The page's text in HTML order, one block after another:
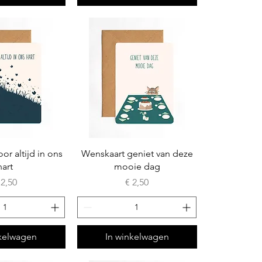
altijd in ons
Wenskaart geniet van deze
mooie dag
Prijs
€ 2,50
In winkelwagen